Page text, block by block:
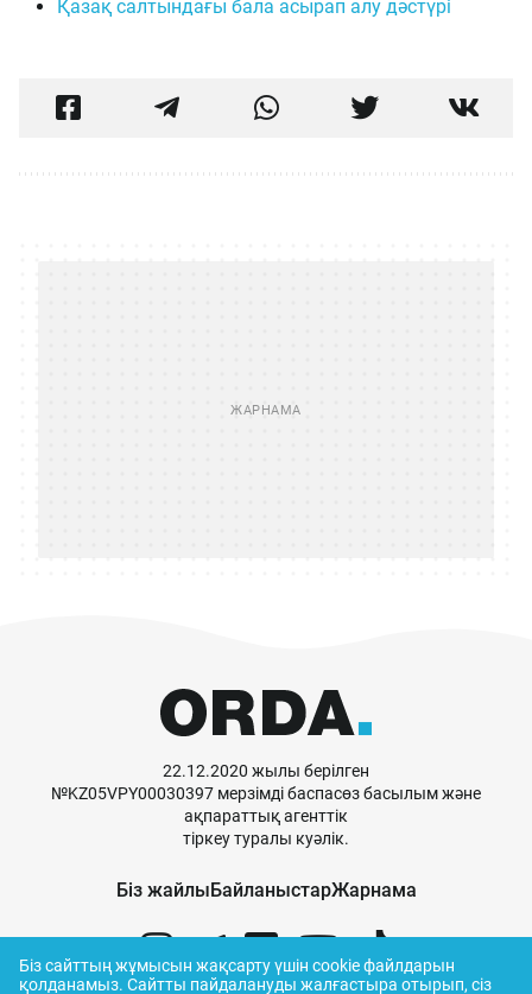
Қазақ салтындағы бала асырап алу дәстүрі
22.12.2020 жылы берілген
№KZ05VPY00030397 мерзімді баспасөз басылым және
ақпараттық агенттік
тіркеу туралы куәлік.
Біз жайлыБайланыстарЖарнама
Біз сайттың жұмысын жақсарту үшін cookie файлдарын
қолданамыз. Сайтты пайдалануды жалғастыра отырып, сіз